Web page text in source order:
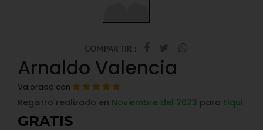
COMPARTIR :
Arnaldo Valencia
Valorado con
Registro realizado en Noviembre del 2023 para Elqui
GRATIS